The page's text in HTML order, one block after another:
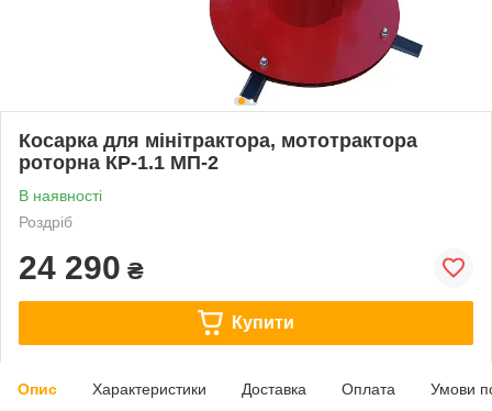
Косарка для мінітрактора, мототрактора
роторна КР-1.1 МП-2
В наявності
Роздріб
24 290 ₴
Купити
Опис Характеристики Доставка Оплата Умови